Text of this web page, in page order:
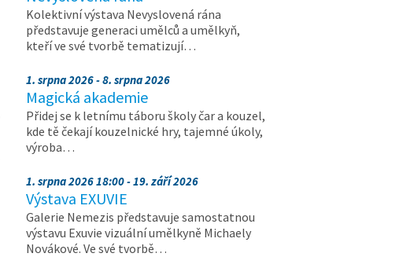
Kolektivní výstava Nevyslovená rána
představuje generaci umělců a umělkyň,
kteří ve své tvorbě tematizují…
1. srpna 2026 - 8. srpna 2026
Magická akademie
Přidej se k letnímu táboru školy čar a kouzel,
kde tě čekají kouzelnické hry, tajemné úkoly,
výroba…
1. srpna 2026 18:00 - 19. září 2026
Výstava EXUVIE
Galerie Nemezis představuje samostatnou
výstavu Exuvie vizuální umělkyně Michaely
Novákové. Ve své tvorbě…